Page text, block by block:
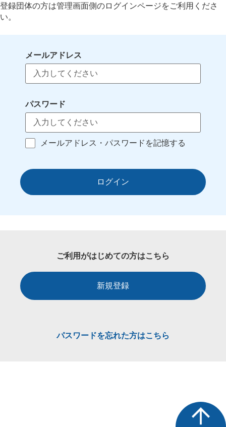
登録団体の方は管理画面側のログインページをご利用くださ
い。
メールアドレス
パスワード
メールアドレス・パスワードを記憶する
ログイン
ご利用がはじめての方はこちら
新規登録
パスワードを忘れた方はこちら